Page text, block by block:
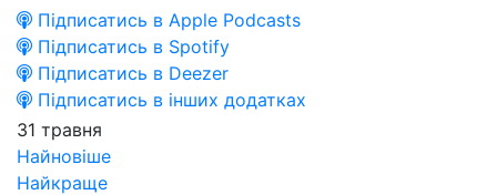
Підписатись в Apple Podcasts
Підписатись в Spotify
Підписатись в Deezer
Підписатись в інших додатках
31 травня
Найновіше
Найкраще